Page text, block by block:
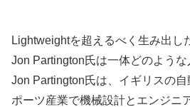
Lightweightを超えるべく生み出し
Jon Partington氏は一体どのような
Jon Partington氏は、イギリスの
ポーツ産業で機械設計とエンジニ